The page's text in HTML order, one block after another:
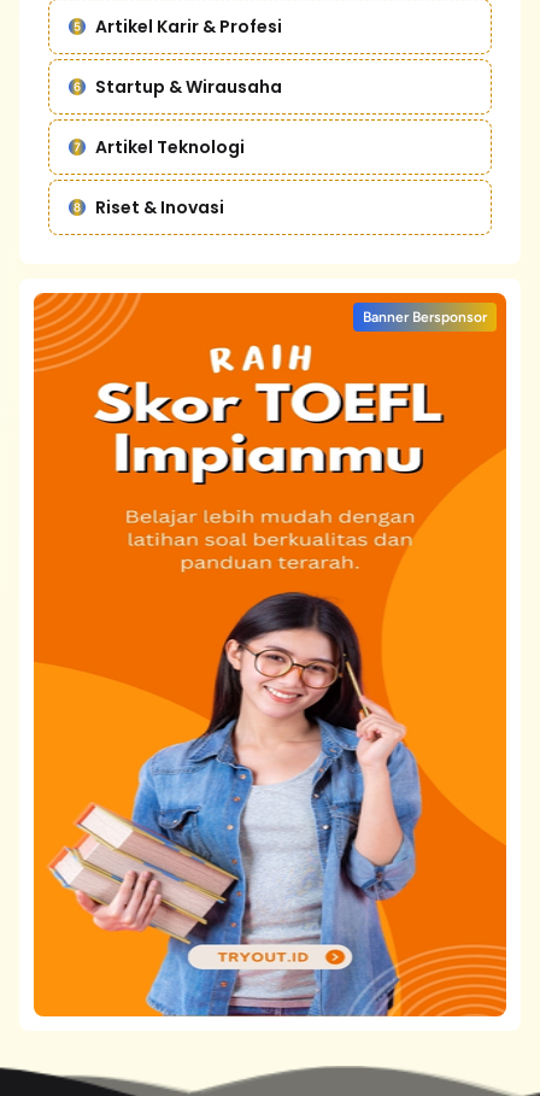
Artikel Karir & Profesi
Startup & Wirausaha
Artikel Teknologi
Riset & Inovasi
Banner Bersponsor